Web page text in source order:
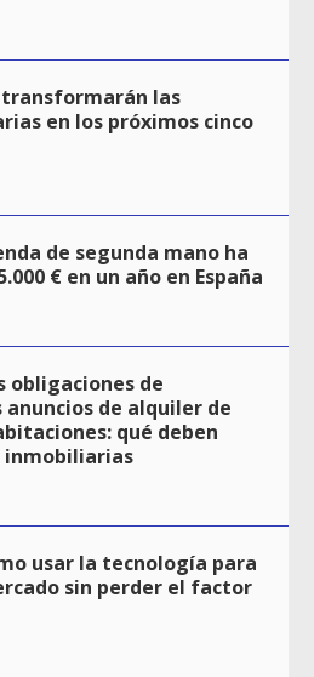
transformarán las
en los próximos cinco
de segunda mano ha
€ en un año en España
obligaciones de
de alquiler de
qué deben
inmobiliarias
usar la tecnología para
sin perder el factor